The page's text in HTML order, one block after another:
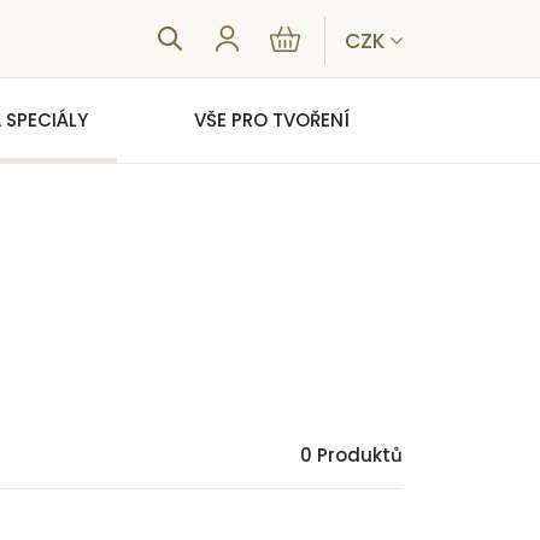
CZK
SPECIÁLY VŠE PRO TVOŘENÍ
0 Produktů